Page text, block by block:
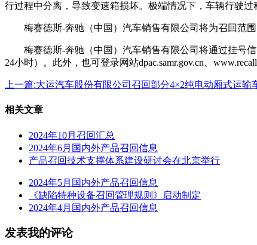
行过程中分离，导致变速箱损坏。极端情况下，车辆行驶
梅赛德斯-奔驰（中国）汽车销售有限公司将为召回范
梅赛德斯-奔驰（中国）汽车销售有限公司将通过挂号
24小时）。此外，也可登录网站dpac.samr.gov.cn、
上一篇:大运汽车股份有限公司召回部分4×2纯电动厢式运输
相关文章
2024年10月召回汇总
2024年6月国内外产品召回信息
产品召回技术支撑体系建设研讨会在北京举行
2024年5月国内外产品召回信息
《缺陷特种设备召回管理规则》启动制定
2024年4月国内外产品召回信息
发表我的评论